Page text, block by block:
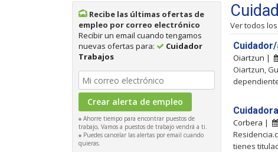
Recibe las últimas ofertas de
empleo por correo electrónico
Recibir un email cuando tengamos
nuevas ofertas para:
Cuidador
Trabajos
Ahorre tiempo para encontrar puestos de
trabajo, Vamos a puestos de trabajo vendrá a ti.
Puedes cancelar las alertas por email cuando
quieras.
Ver todos
Oiartzun |
Oiartzun,
Corbera |
tienes